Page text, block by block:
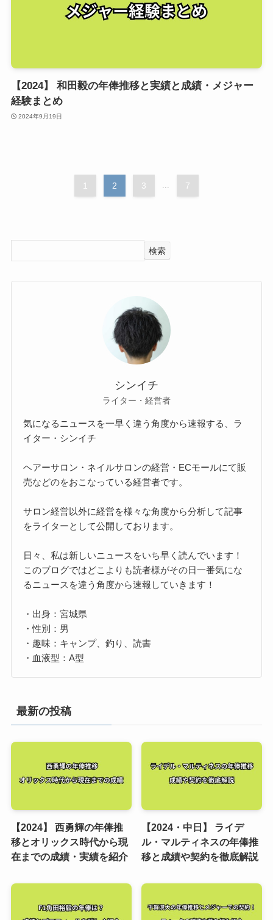
【2024】 和田毅の年俸推移と実績と成績・メジャー
経験まとめ
2024年9月19日
1 2 3 ... 7
検索
シンイチ
ライター・経営者
気になるニュースを一早く違う角度から速報する、ラ
イター・シンイチ
ヘアーサロン・ネイルサロンの経営・ECモールにて販
売などのをおこなっている経営者です。
サロン経営以外に経営を様々な角度から分析して記事
をライターとして公開しております。
日々、私は新しいニュースをいち早く読んでいます！
このブログではどこよりも読者様がその日一番気にな
るニュースを違う角度から速報していきます！
・出身：宮城県
・性別：男
・趣味：キャンプ、釣り、読書
・血液型：A型
最新の投稿
【2024】 西勇輝の年俸推
移とオリックス時代から現
在までの成績・実績を紹介
【2024・中日】 ライデ
ル・マルティネスの年俸推
移と成績や契約を徹底解説